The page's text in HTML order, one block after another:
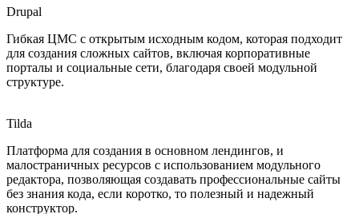
Drupal
Гибкая ЦМС с открытым исходным кодом, которая подходит
для создания сложных сайтов, включая корпоративные
порталы и социальные сети, благодаря своей модульной
структуре.
Tilda
Платформа для создания в основном лендингов, и
малостраничных ресурсов с использованием модульного
редактора, позволяющая создавать профессиональные сайты
без знания кода, если коротко, то полезный и надежный
конструктор.